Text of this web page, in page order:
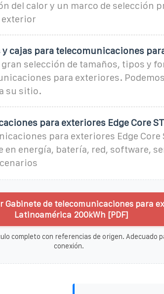
del calor y un marco de selección
exterior
cajas para telecomunicaciones
selección de tamaños, tipos y
para exteriores.
su sitio.
para exteriores Edge Core
para exteriores Edge Core
en energía, batería, red, software,
Gabinete de telecomunicaciones para
Latinoamérica 200kWh [PDF]
completo con referencias de origen. Adecuado
conexión.